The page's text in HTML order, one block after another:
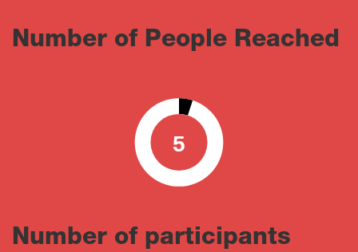
Number of People Reached
5
0 100
Number of participants